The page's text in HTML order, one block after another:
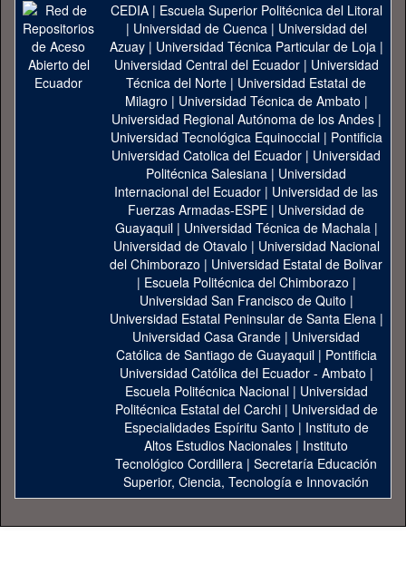
CEDIA| Escuela Superior Politécnica del Litoral
| Universidad de Cuenca| Universidad del
Azuay| Universidad Técnica Particular de Loja|
Universidad Central del Ecuador| Universidad
Técnica del Norte | Universidad Estatal de
Milagro | Universidad Técnica de Ambato |
Universidad Regional Autónoma de los Andes|
Universidad Tecnológica Equinoccial| Pontificia
Universidad Catolica del Ecuador | Universidad
Politécnica Salesiana | Universidad
Internacional del Ecuador | Universidad de las
Fuerzas Armadas-ESPE | Universidad de
Guayaquil| Universidad Técnica de Machala|
Universidad de Otavalo | Universidad Nacional
del Chimborazo | Universidad Estatal de Bolivar
| Escuela Politécnica del Chimborazo |
Universidad San Francisco de Quito |
Universidad Estatal Peninsular de Santa Elena|
Universidad Casa Grande | Universidad
Católica de Santiago de Guayaquil| Pontificia
Universidad Católica del Ecuador - Ambato |
Escuela Politécnica Nacional| Universidad
Politécnica Estatal del Carchi| Universidad de
Especialidades Espíritu Santo | Instituto de
Altos Estudios Nacionales | Instituto
Tecnológico Cordillera | Secretaría Educación
Superior, Ciencia, Tecnología e Innovación